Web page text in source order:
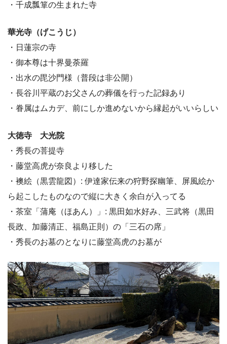
・千成瓢箪の生まれた寺
華光寺（げこうじ）
・日蓮宗の寺
・御本尊は十界曼荼羅
・出水の毘沙門様（普段は非公開）
・長谷川平蔵のお父さんの葬儀を行った記録あり
・眷属はムカデ、前にしか進めないから縁起がいいらしい
大徳寺 大光院
・秀長の菩提寺
・藤堂高虎が奈良より移した
・襖絵（黒雲龍図）: 伊達家伝来の狩野探幽筆、屏風絵か
ら起こしたものなので縦に大きく余白が入ってる
・茶室「蒲庵（ほあん）」: 黒田如水好み、三武将（黒田
長政、加藤清正、福島正則）の「三石の席」
・秀長のお墓のとなりに藤堂高虎のお墓が